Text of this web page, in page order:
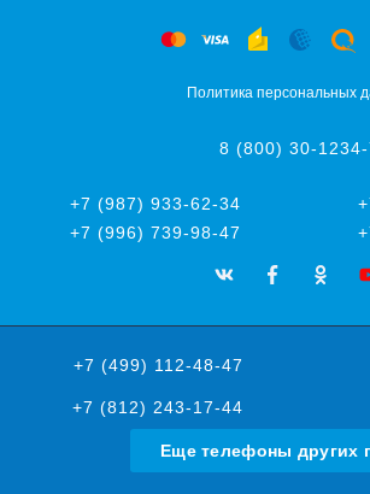
Политика персональных
8 (800) 30-1234-
+7 (987) 933-62-34
+7 (996) 739-98-47
+7 (499) 112-48-47
+7 (812) 243-17-44
Еще телефоны других